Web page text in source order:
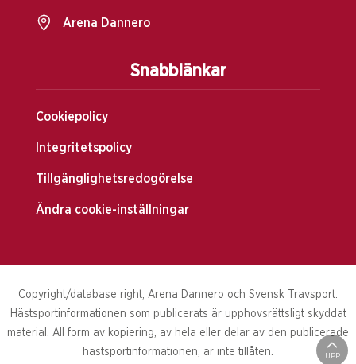
Snabblänkar
Cookiepolicy
Integritetspolicy
Tillgänglighetsredogörelse
Ändra cookie-inställningar
Arena Dannero
UPP
Copyright/database right, Arena Dannero och Svensk Travsport.
Hästsportinformationen som publicerats är upphovsrättsligt skyddat
material. All form av kopiering, av hela eller delar av den publicerade
hästsportinformationen, är inte tillåten.